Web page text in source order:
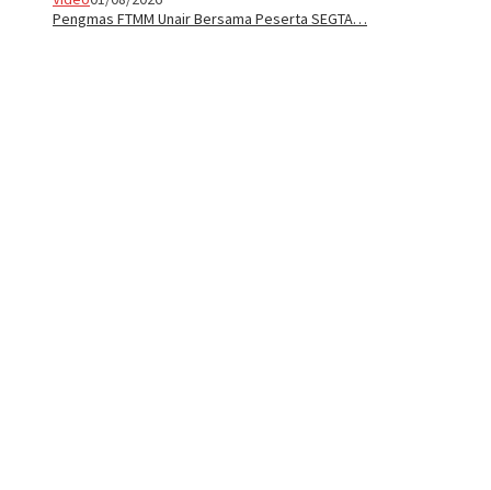
Pengmas FTMM Unair Bersama Peserta SEGTA…